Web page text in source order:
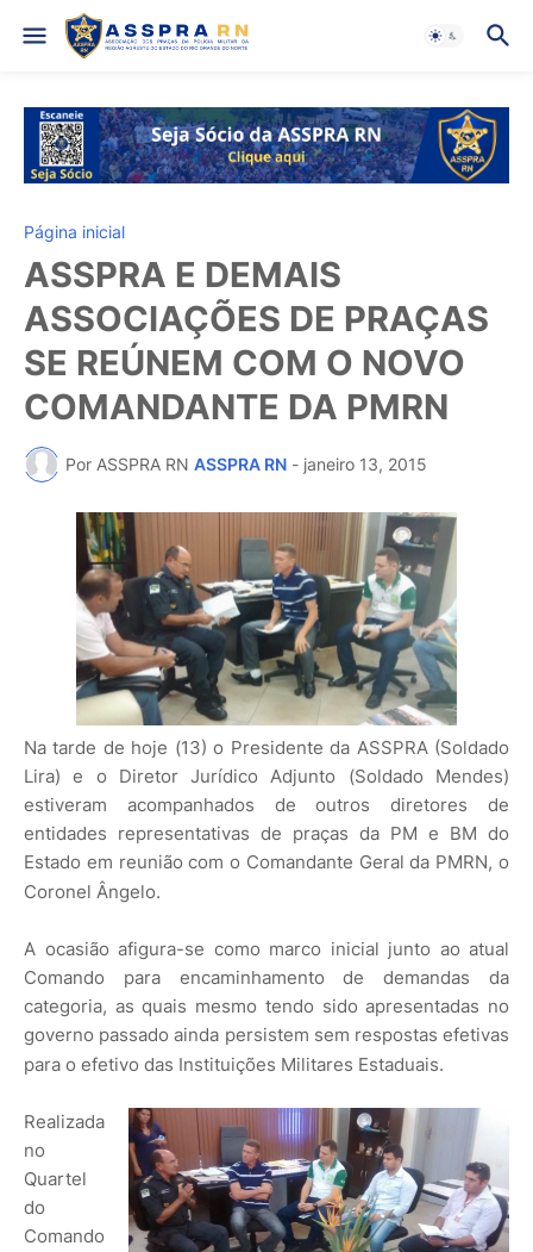
Página inicial
ASSPRA E DEMAIS
ASSOCIAÇÕES DE PRAÇAS
SE REÚNEM COM O NOVO
COMANDANTE DA PMRN
Por ASSPRA RN ASSPRA RN - janeiro 13, 2015
Na tarde de hoje (13) o Presidente da ASSPRA (Soldado
Lira) e o Diretor Jurídico Adjunto (Soldado Mendes)
estiveram acompanhados de outros diretores de
entidades representativas de praças da PM e BM do
Estado em reunião com o Comandante Geral da PMRN, o
Coronel Ângelo.
A ocasião afigura-se como marco inicial junto ao atual
Comando para encaminhamento de demandas da
categoria, as quais mesmo tendo sido apresentadas no
governo passado ainda persistem sem respostas efetivas
para o efetivo das Instituições Militares Estaduais.
Realizada
no
Quartel
do
Comando